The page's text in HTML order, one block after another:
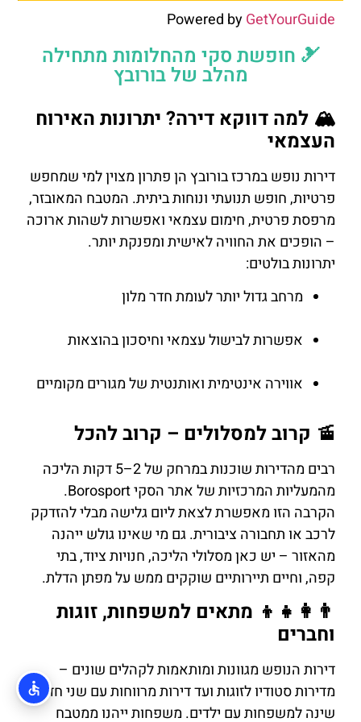
Powered byGetYourGuide
🎿 חופשת סקי מהחלומות מתחילה
מהלב של בורובץ
🏔️ למה דווקא דירה? יתרונות האירוח
העצמאי
דירות נופש במרכז בורובץ הן פתרון מצוין למי שמחפש
פרטיות, חופש תנועתי ונוחות ביתית. המטבח המאובזר,
מרפסת פרטית, חימום עצמאי ואפשרות לשהות ארוכה
– הופכים את החוויה לאישית ומפנקת יותר.
יתרונות בולטים:
מרחב גדול יותר לעומת חדר מלון
אפשרות לבישול עצמאי וחיסכון בהוצאות
אווירה אינטימית ואותנטית של מגורים מקומיים
🚡 קרוב למסלולים – קרוב להכל
רבים מהדירות שוכנות במרחק של 2–5 דקות הליכה
מהמעליות המרכזיות של אתר הסקי Borosport.
הקרבה הזו מאפשרת לצאת ליום גלישה מבלי להזדקק
לרכב או תחבורה ציבורית. גם מי שאינו גולש ייהנה
מהאזור – יש כאן מסלולי הליכה, חנויות ציוד, בתי
קפה, וחיים תיירותיים שוקקים ממש על מפתן הדלת.
👨‍👩‍👧‍👦 מתאים למשפחות, זוגות
וחברים
דירות הנופש מגוונות ומותאמות לקהלים שונים –
מדירות סטודיו לזוגות ועד דירות מרווחות עם שני חדרי
שינה למשפחות עם ילדים. משפחות ייהנו ממטבח